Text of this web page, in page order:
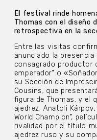
El festival rinde
Thomas con el diseño
retrospectiva en la
Entre las visitas
anunciado la
consagrado productor
emperador” o
su Sección de
Cousins, que
figura de Thomas, y el
ajedrez, Anatoli
World Champion”,
rivalidad por el título
ajedrez ruso y su